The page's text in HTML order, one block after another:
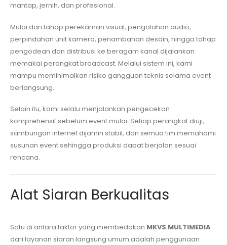
mantap, jernih, dan profesional.
Mulai dari tahap perekaman visual, pengolahan audio,
perpindahan unit kamera, penambahan desain, hingga tahap
pengodean dan distribusi ke beragam kanal dijalankan
memakai perangkat broadcast. Melalui sistem ini, kami
mampu meminimalkan risiko gangguan teknis selama event
berlangsung.
Selain itu, kami selalu menjalankan pengecekan
komprehensif sebelum event mulai. Setiap perangkat diuji,
sambungan internet dijamin stabil, dan semua tim memahami
susunan event sehingga produksi dapat berjalan sesuai
rencana.
Alat Siaran Berkualitas
Satu di antara faktor yang membedakan MKVS MULTIMEDIA
dari layanan siaran langsung umum adalah penggunaan